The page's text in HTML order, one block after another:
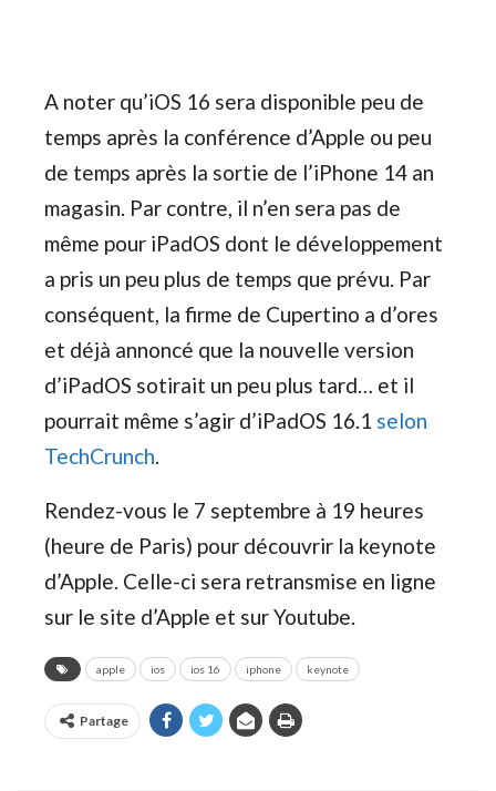
A noter qu’iOS 16 sera disponible peu de
temps après la conférence d’Apple ou peu
de temps après la sortie de l’iPhone 14 an
magasin. Par contre, il n’en sera pas de
même pour iPadOS dont le développement
a pris un peu plus de temps que prévu. Par
conséquent, la firme de Cupertino a d’ores
et déjà annoncé que la nouvelle version
d’iPadOS sotirait un peu plus tard… et il
pourrait même s’agir d’iPadOS 16.1 selon
TechCrunch.
Rendez-vous le 7 septembre à 19 heures
(heure de Paris) pour découvrir la keynote
d’Apple. Celle-ci sera retransmise en ligne
sur le site d’Apple et sur Youtube.
apple ios ios 16 iphone keynote
Partage